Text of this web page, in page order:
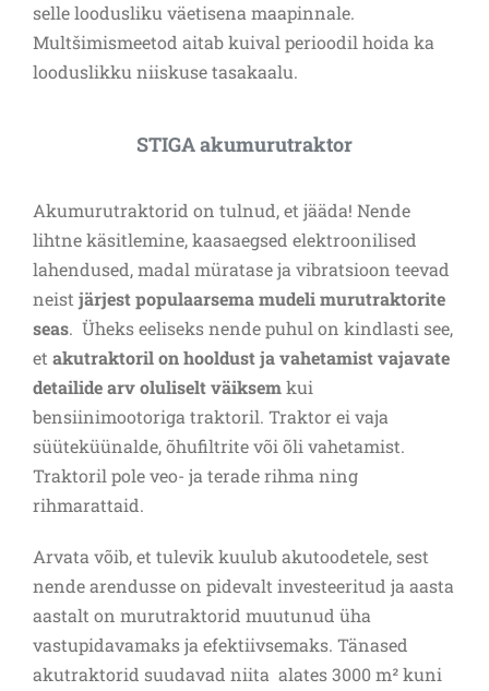
selle loodusliku väetisena maapinnale.
Multšimismeetod aitab kuival perioodil hoida ka
looduslikku niiskuse tasakaalu.
STIGA akumurutraktor
Akumurutraktorid on tulnud, et jääda! Nende
lihtne käsitlemine, kaasaegsed elektroonilised
lahendused, madal müratase ja vibratsioon teevad
neist järjest populaarsema mudeli murutraktorite
seas. Üheks eeliseks nende puhul on kindlasti see,
et akutraktoril on hooldust ja vahetamist vajavate
detailide arv oluliselt väiksemkui
bensiinimootoriga traktoril. Traktor ei vaja
süüteküünalde, õhufiltrite või õli vahetamist.
Traktoril pole veo- ja terade rihma ning
rihmarattaid.
Arvata võib, et tulevik kuulub akutoodetele, sest
nende arendusse on pidevalt investeeritud ja aasta
aastalt on murutraktorid muutunud üha
vastupidavamaks ja efektiivsemaks. Tänased
akutraktorid suudavad niita alates 3000 m² kuni